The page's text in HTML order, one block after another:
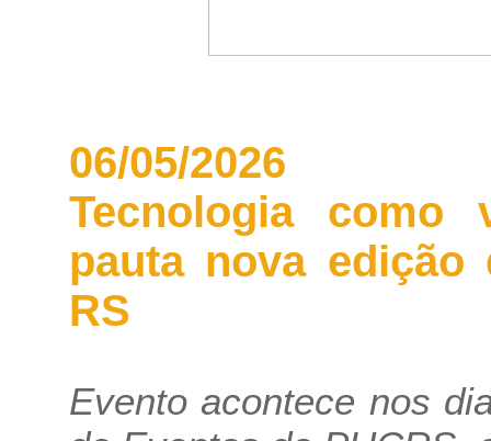
06/05/2026
Tecnologia como
pauta nova edição
RS
Evento acontece nos